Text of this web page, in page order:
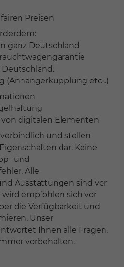
Preisen
ganz Deutschland
Deutschland.
(Anhängerkupplung etc...)
digitalen Elementen
und stellen
dar. Keine
und
Alle
Ausstattungen sind vor
wird empfohlen sich vor
die Verfügbarkeit und
Unser
Ihnen alle Fragen.
vorbehalten.